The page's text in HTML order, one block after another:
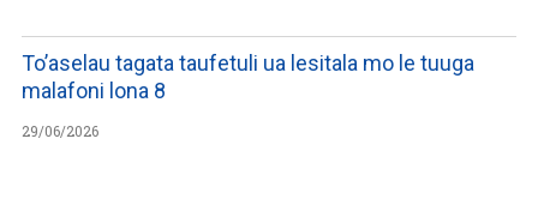
To’aselau tagata taufetuli ua lesitala mo le tuuga
malafoni lona 8
29/06/2026